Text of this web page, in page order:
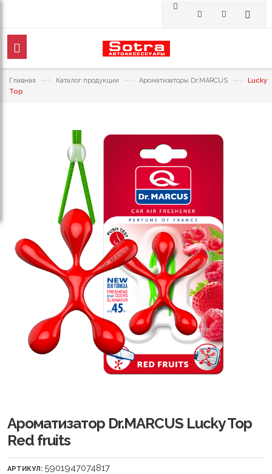
Главная —› Каталог продукции —› Ароматизаторы Dr.MARCUS —›
Lucky
Top
Ароматизатор Dr.MARCUS Lucky Top
Red fruits
АРТИКУЛ: 5901947074817